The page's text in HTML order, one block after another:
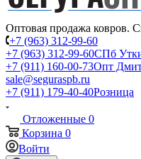
Оптовая продажа ковров.
+7 (963) 312-99-60
+7 (963) 312-99-60СПб
+7 (911) 160-00-73Опт
sale@seguraspb.ru
+7 (911) 179-40-40Розница
Отложенные 0
Корзина 0
Войти